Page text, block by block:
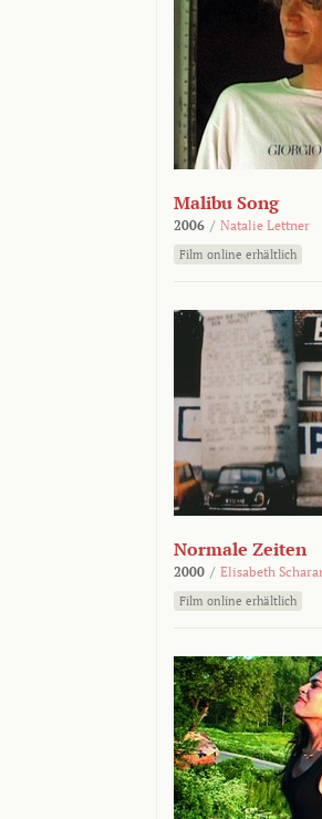
Malibu Song
2006 / Natalie Lettner
Film online erhältlich
Normale Zeiten
2000 / Elisabeth
Film online erhältlich